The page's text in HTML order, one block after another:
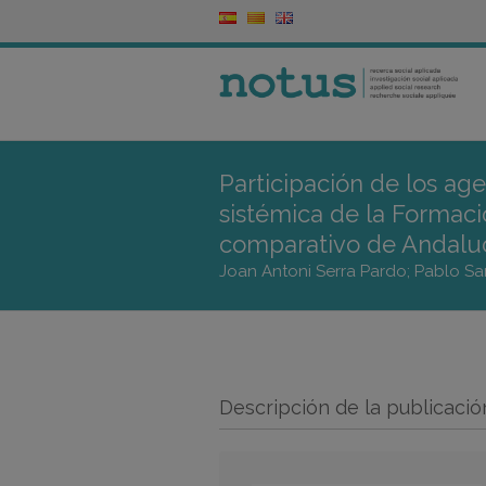
Participación de los
sistémica de la
comparativo de
Joan Antoni Serra Pardo; Pablo
Descripción de la